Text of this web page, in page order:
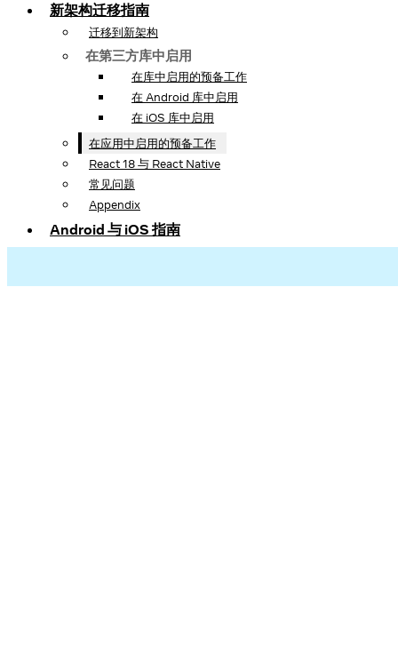
新架构迁移指南
迁移到新架构
在第三方库中启用
在库中启用的预备工作
在 Android 库中启用
在 iOS 库中启用
在应用中启用的预备工作
React 18 与 React Native
常见问题
Appendix
Android 与 iOS 指南